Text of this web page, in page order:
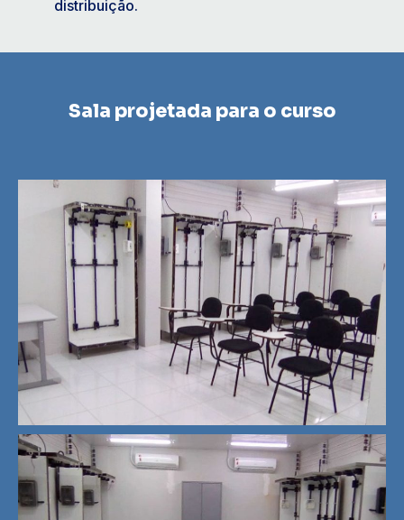
distribuição.
Sala projetada para o curso